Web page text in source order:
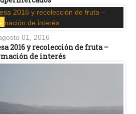
01, 2016
2016 y recolección de fruta –
de interés